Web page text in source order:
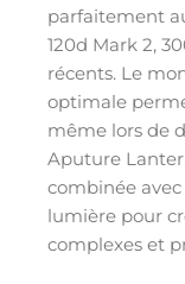
parfaitement
120d Mark 2,
récents. Le
optimale
même lors de
Aputure
combinée
lumière pour
complexes et